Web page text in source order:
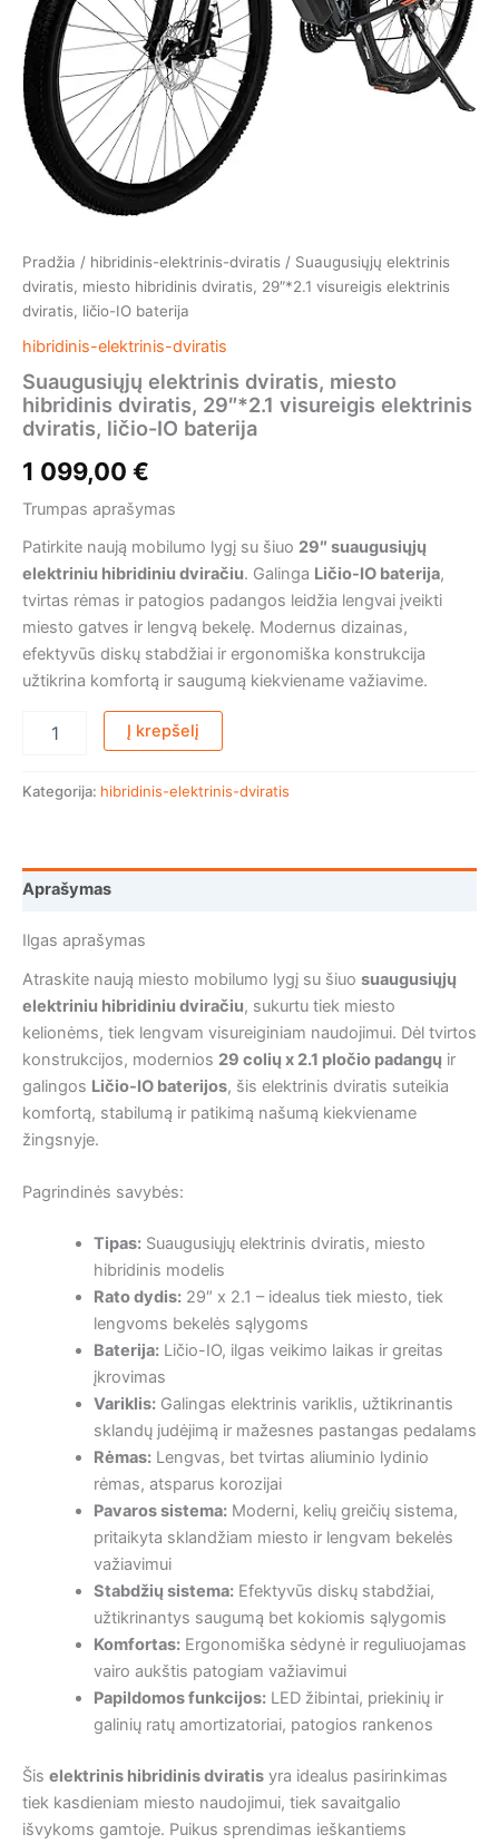
Pradžia / hibridinis-elektrinis-dviratis / Suaugusiųjų elektrinis
dviratis, miesto hibridinis dviratis, 29″*2.1 visureigis elektrinis
dviratis, ličio-IO baterija
hibridinis-elektrinis-dviratis
Suaugusiųjų elektrinis dviratis, miesto
hibridinis dviratis, 29″*2.1 visureigis elektrinis
dviratis, ličio-IO baterija
1 099,00 €
Trumpas aprašymas
Patirkite naują mobilumo lygį su šiuo 29″ suaugusiųjų
elektriniu hibridiniu dviračiu. Galinga Ličio-IO baterija,
tvirtas rėmas ir patogios padangos leidžia lengvai įveikti
miesto gatves ir lengvą bekelę. Modernus dizainas,
efektyvūs diskų stabdžiai ir ergonomiška konstrukcija
užtikrina komfortą ir saugumą kiekviename važiavime.
IO
baterija
Į krepšelį
Kategorija: hibridinis-elektrinis-dviratis
Aprašymas
Ilgas aprašymas
Atraskite naują miesto mobilumo lygį su šiuo suaugusiųjų
elektriniu hibridiniu dviračiu, sukurtu tiek miesto
kelionėms, tiek lengvam visureiginiam naudojimui. Dėl tvirtos
konstrukcijos, modernios 29 colių x 2.1 pločio padangų ir
galingos Ličio-IO baterijos, šis elektrinis dviratis suteikia
komfortą, stabilumą ir patikimą našumą kiekviename
žingsnyje.
Pagrindinės savybės:
Tipas:Suaugusiųjų elektrinis dviratis, miesto
hibridinis modelis
Rato dydis:29″ x 2.1 – idealus tiek miesto, tiek
lengvoms bekelės sąlygoms
Baterija:Ličio-IO, ilgas veikimo laikas ir greitas
įkrovimas
Variklis:Galingas elektrinis variklis, užtikrinantis
sklandų judėjimą ir mažesnes pastangas pedalams
Rėmas:Lengvas, bet tvirtas aliuminio lydinio
rėmas, atsparus korozijai
Pavaros sistema:Moderni, kelių greičių sistema,
pritaikyta sklandžiam miesto ir lengvam bekelės
važiavimui
Stabdžių sistema:Efektyvūs diskų stabdžiai,
užtikrinantys saugumą bet kokiomis sąlygomis
Komfortas:Ergonomiška sėdynė ir reguliuojamas
vairo aukštis patogiam važiavimui
Papildomos funkcijos:LED žibintai, priekinių ir
galinių ratų amortizatoriai, patogios rankenos
Šis elektrinis hibridinis dviratis yra idealus pasirinkimas
tiek kasdieniam miesto naudojimui, tiek savaitgalio
išvykoms gamtoje. Puikus sprendimas ieškantiems